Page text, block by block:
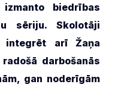
biedrības
sēriju. Skolotāji
integrēt arī Žaņa
darbošanās
gan noderīgām